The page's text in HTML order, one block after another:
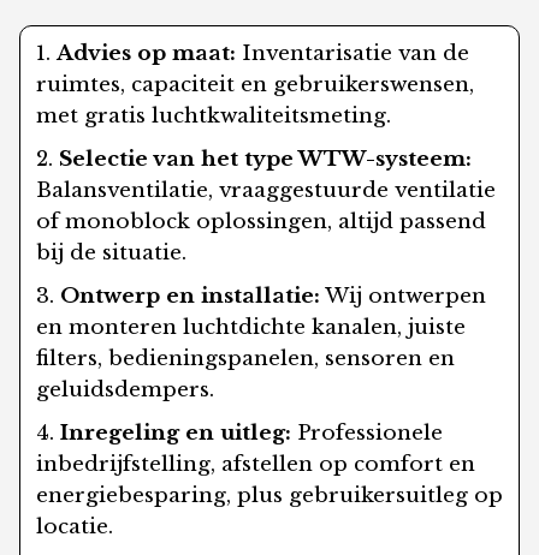
Advies op maat: Inventarisatie van de
ruimtes, capaciteit en gebruikerswensen,
met gratis luchtkwaliteitsmeting.
Selectie van het type WTW-systeem:
Balansventilatie, vraaggestuurde ventilatie
of monoblock oplossingen, altijd passend
bij de situatie.
Ontwerp en installatie: Wij ontwerpen
en monteren luchtdichte kanalen, juiste
filters, bedieningspanelen, sensoren en
geluidsdempers.
Inregeling en uitleg: Professionele
inbedrijfstelling, afstellen op comfort en
energiebesparing, plus gebruikersuitleg op
locatie.